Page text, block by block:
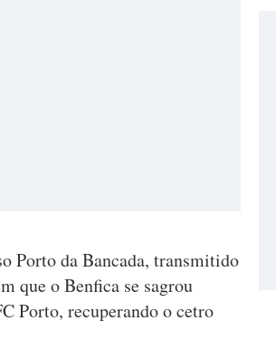
Porto da Bancada, transmitido
que o Benfica se sagrou
Porto, recuperando o cetro